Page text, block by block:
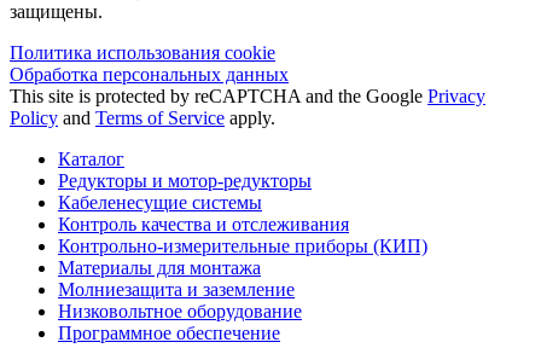
защищены.
Политика использования сookie
Обработка персональных данных
This site is protected by reCAPTCHA and the Google Privacy
Policy and Terms of Service apply.
Каталог
Редукторы и мотор-редукторы
Кабеленесущие системы
Контроль качества и отслеживания
Контрольно-измерительные приборы (КИП)
Материалы для монтажа
Молниезащита и заземление
Низковольтное оборудование
Программное обеспечение